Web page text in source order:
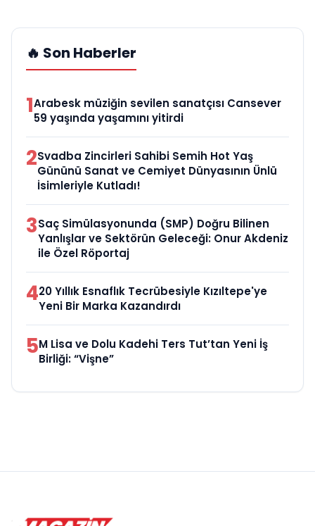
🔥 Son Haberler
1Arabesk müziğin sevilen sanatçısı Cansever
59 yaşında yaşamını yitirdi
2Svadba Zincirleri Sahibi Semih Hot Yaş
Gününü Sanat ve Cemiyet Dünyasının Ünlü
İsimleriyle Kutladı!
3Saç Simülasyonunda (SMP) Doğru Bilinen
Yanlışlar ve Sektörün Geleceği: Onur Akdeniz
ile Özel Röportaj
420 Yıllık Esnaflık Tecrübesiyle Kızıltepe'ye
Yeni Bir Marka Kazandırdı
5M Lisa ve Dolu Kadehi Ters Tut’tan Yeni İş
Birliği: “Vişne”